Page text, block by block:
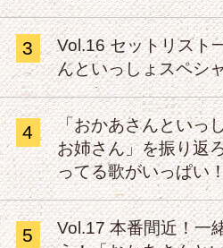
3
Vol.16 セットリスト
んといっしょスペシ
4
「おかあさんといっ
お姉さん」を振り返
ってる歌がいっぱい
5
Vol.17 本番間近！一